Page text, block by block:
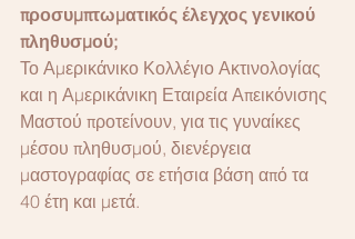
προσυμπτωματικός έλεγχος γενικού
πληθυσμού;
Το Αμερικάνικο Κολλέγιο Ακτινολογίας
και η Αμερικάνικη Εταιρεία Απεικόνισης
Μαστού προτείνουν, για τις γυναίκες
μέσου πληθυσμού, διενέργεια
μαστογραφίας σε ετήσια βάση από τα
40 έτη και μετά.